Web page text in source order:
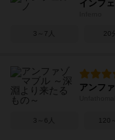
インフ
3～7人 20
アンフ
3～6人 120